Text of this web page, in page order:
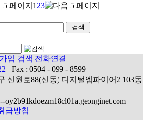
1 23
입 검색 전화연결
Fax : 0504 - 099 - 8599
신원로88(신동) 디지털엠파이어2 103동
oy2b91kdoezm18cl01a.geonginet.com
급방침